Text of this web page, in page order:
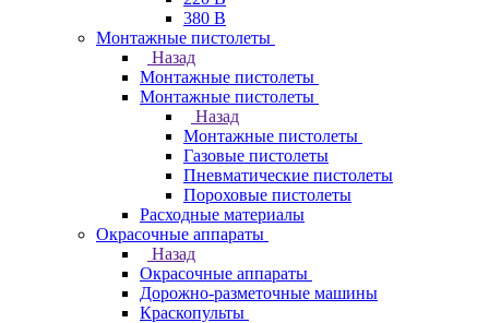
380 В
Монтажные пистолеты
Назад
Монтажные пистолеты
Монтажные пистолеты
Назад
Монтажные пистолеты
Газовые пистолеты
Пневматические пистолеты
Пороховые пистолеты
Расходные материалы
Окрасочные аппараты
Назад
Окрасочные аппараты
Дорожно-разметочные машины
Краскопульты